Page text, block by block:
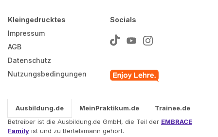
Kleingedrucktes
Impressum
AGB
Datenschutz
Nutzungsbedingungen
Socials
Ausbildung.de MeinPraktikum.de
Trainee.de
Betreiber ist die Ausbildung.de GmbH, die Teil der EMBRACE
Family ist und zu Bertelsmann gehört.